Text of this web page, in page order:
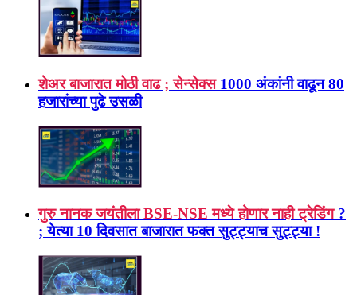
शेअर बाजारात मोठी वाढ ; सेन्सेक्स 1000 अंकांनी वाढून 80
हजारांच्या पुढे उसळी
गुरु नानक जयंतीला BSE-NSE मध्ये होणार नाही ट्रेडिंग ?
; येत्या 10 दिवसात बाजारात फक्त सुट्ट्याच सुट्ट्या !